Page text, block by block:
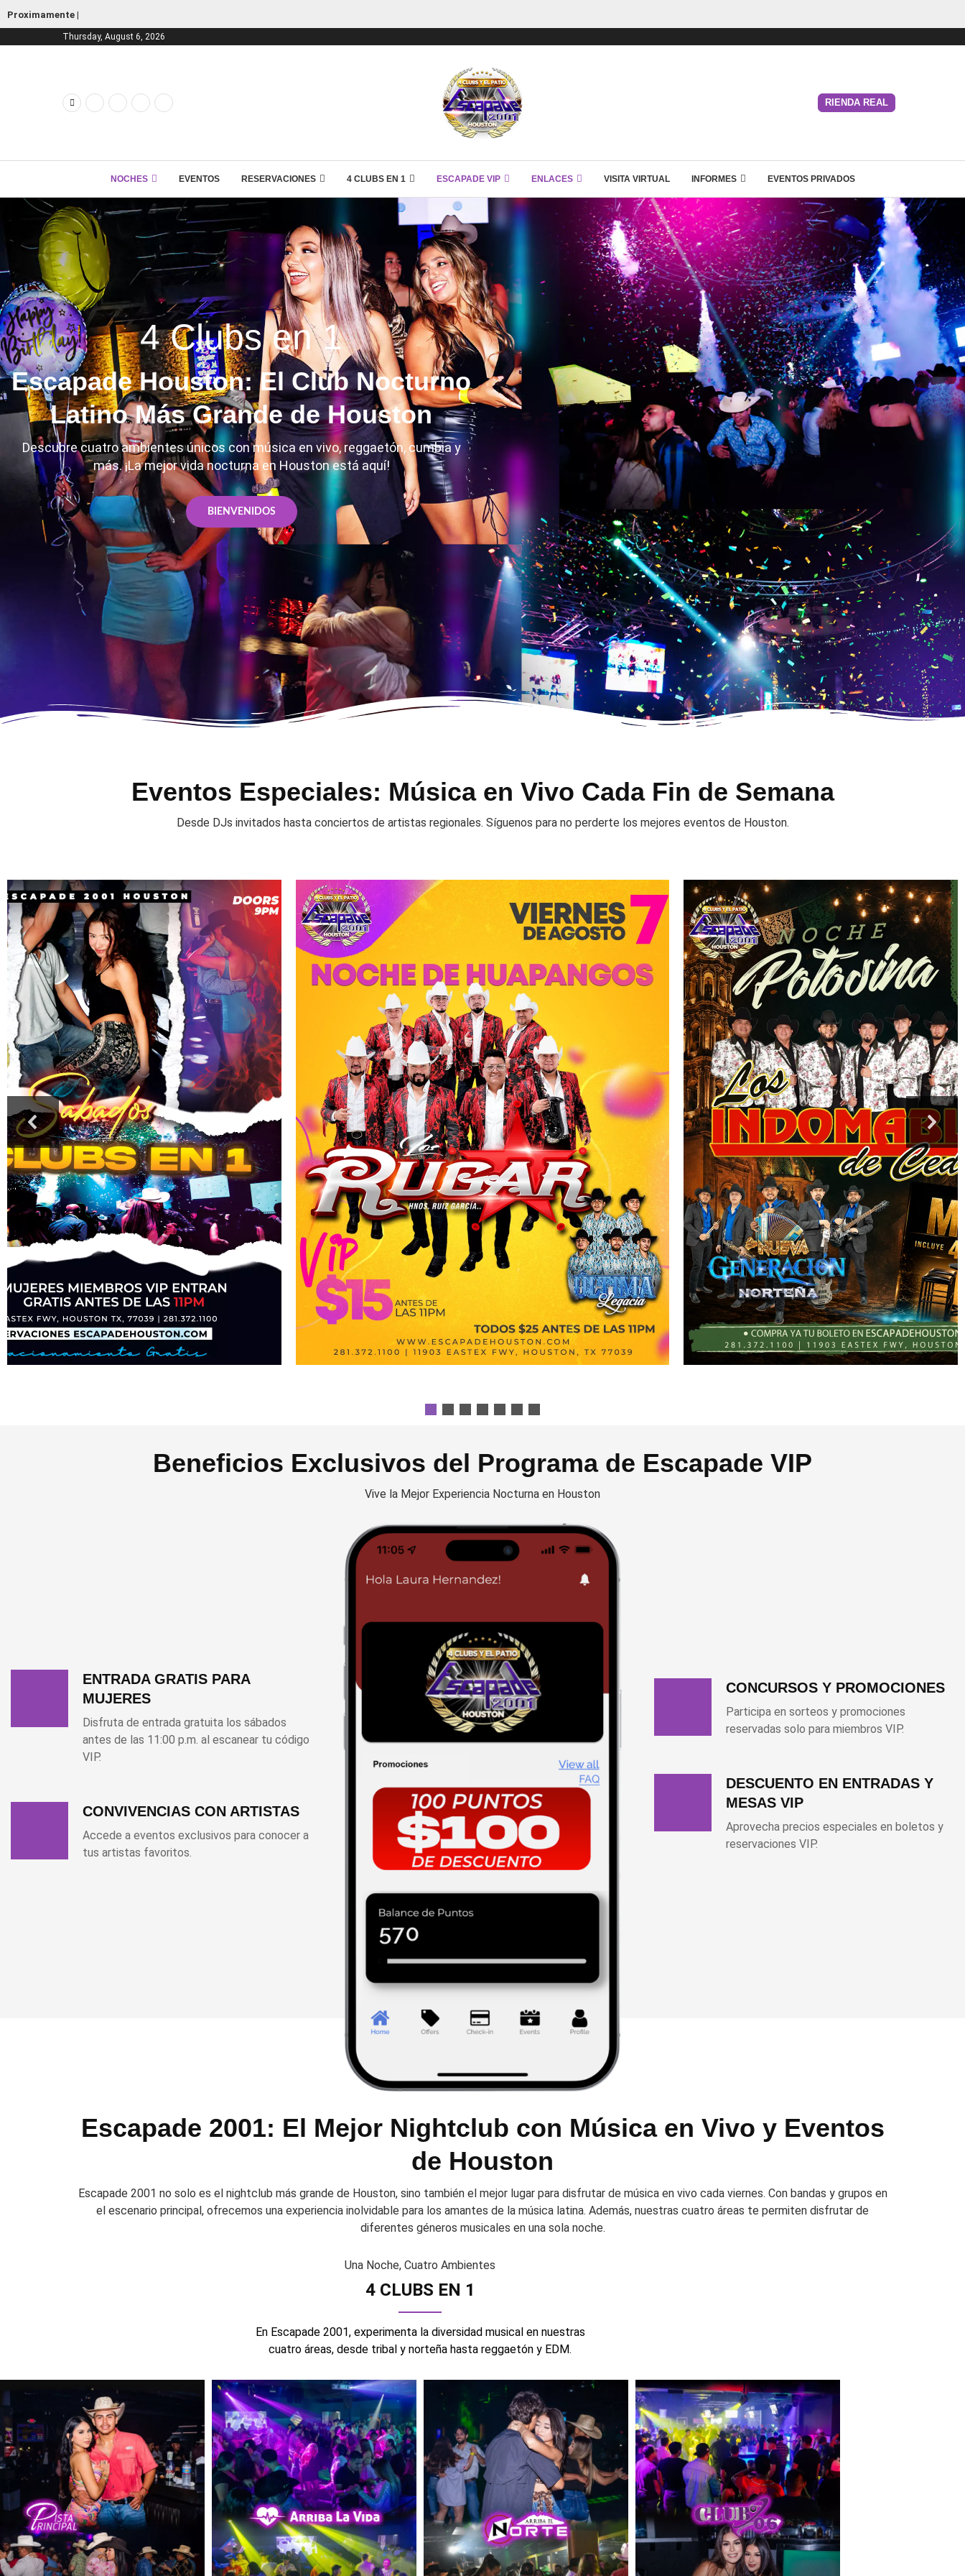
Proximamente |
Thursday, August 6, 2026
RIENDA REAL
NOCHES EVENTOS RESERVACIONES 4 CLUBS EN 1 ESCAPADE VIP ENLACES VISITA VIRTUAL INFORMES EVENTOS PRIVADOS
4 Clubs en 1
Escapade Houston: El Club Nocturno
Latino Más Grande de Houston
Descubre cuatro ambientes únicos con música en vivo, reggaetón, cumbia y
más. ¡La mejor vida nocturna en Houston está aquí!
BIENVENIDOS
Eventos Especiales: Música en Vivo Cada Fin de Semana
Desde DJs invitados hasta conciertos de artistas regionales. Síguenos para no perderte los mejores eventos de Houston.
Beneficios Exclusivos del Programa de Escapade VIP
Vive la Mejor Experiencia Nocturna en Houston
ENTRADA GRATIS PARA
MUJERES
Disfruta de entrada gratuita los sábados
antes de las 11:00 p.m. al escanear tu código
VIP.
CONVIVENCIAS CON ARTISTAS
Accede a eventos exclusivos para conocer a
tus artistas favoritos.
CONCURSOS Y PROMOCIONES
Participa en sorteos y promociones
reservadas solo para miembros VIP.
DESCUENTO EN ENTRADAS Y
MESAS VIP
Aprovecha precios especiales en boletos y
reservaciones VIP.
Escapade 2001: El Mejor Nightclub con Música en Vivo y Eventos
de Houston
Escapade 2001 no solo es el nightclub más grande de Houston, sino también el mejor lugar para disfrutar de música en vivo cada viernes. Con bandas y grupos en
el escenario principal, ofrecemos una experiencia inolvidable para los amantes de la música latina. Además, nuestras cuatro áreas te permiten disfrutar de
diferentes géneros musicales en una sola noche.
Una Noche, Cuatro Ambientes
4 CLUBS EN 1
En Escapade 2001, experimenta la diversidad musical en nuestras
cuatro áreas, desde tribal y norteña hasta reggaetón y EDM.